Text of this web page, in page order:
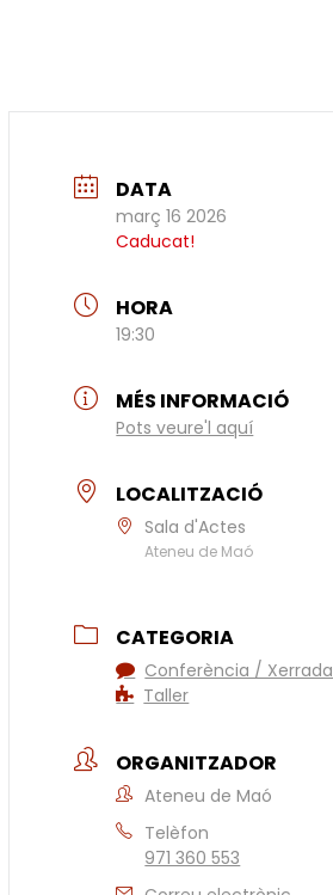
DATA
març 16 2026
Caducat!
HORA
19:30
MÉS INFORMACIÓ
Pots veure'l aquí
LOCALITZACIÓ
Sala d'Actes
Ateneu de Maó
CATEGORIA
Conferència / Xerrada
Taller
ORGANITZADOR
Ateneu de Maó
Telèfon
971 360 553